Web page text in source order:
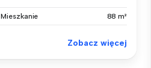
Mieszkanie 88 m²
Zobacz więcej